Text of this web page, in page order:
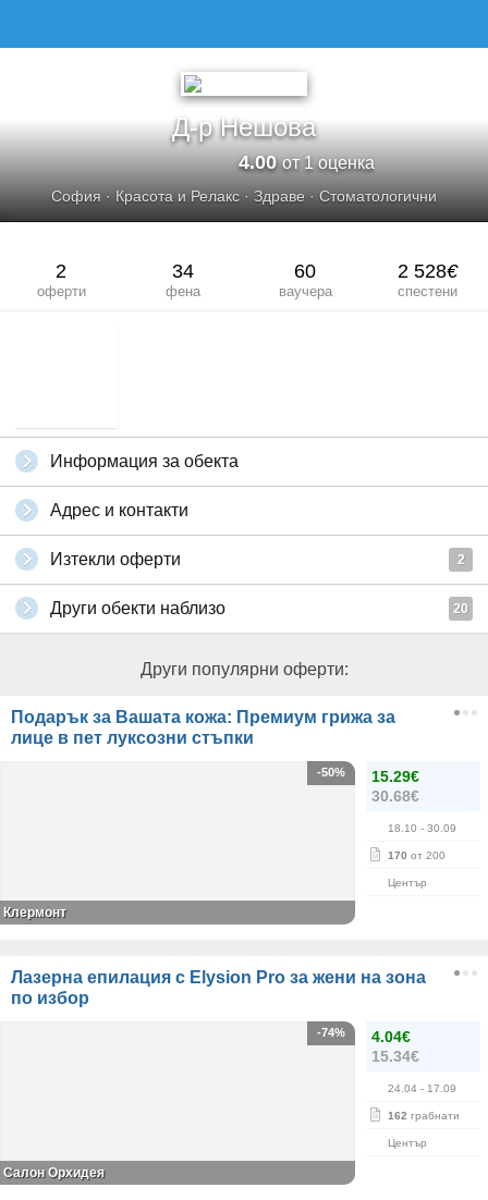
Д-р Нешова
4.00от 1 оценка
София · Красота и Релакс · Здраве · Стоматологични
2
оферти
34
фена
60
ваучера
2 528€
спестени
Информация за обекта
Адрес и контакти
Изтекли оферти 2
Други обекти наблизо 20
Други популярни оферти:
Подарък за Вашата кожа: Премиум грижа за
лице в пет луксозни стъпки
15.29€
30.68€
18.10 - 30.09
170 от 200
Център
-50%
Клермонт
Лазерна епилация с Elysion Pro за жени на зона
по избор
4.04€
15.34€
24.04 - 17.09
162 грабнати
Център
-74%
Салон Орхидея